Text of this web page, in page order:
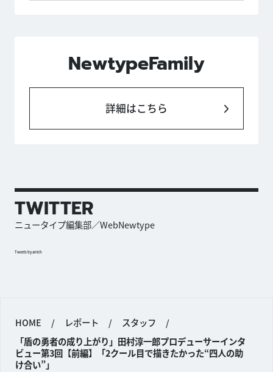
NewtypeFamily
詳細はこちら
TWITTER
ニュータイプ編集部／WebNewtype
Tweets by antch
HOME / レポート / スタッフ
/
「盾の勇者の成り上がり」田村淳一郎プロデューサーインタ
ビュー第3回【前編】「2クール目で描きたかった“四人の助
け合い”」